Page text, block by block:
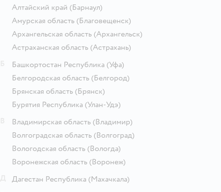
Алтайский край (Барнаул)
Амурская область (Благовещенск)
Архангельская область (Архангельск)
Астраханская область (Астрахань)
Башкортостан Республика (Уфа)
Белгородская область (Белгород)
Брянская область (Брянск)
Бурятия Республика (Улан-Удэ)
Владимирская область (Владимир)
Волгоградская область (Волгоград)
Вологодская область (Вологда)
Воронежская область (Воронеж)
Дагестан Республика (Махачкала)